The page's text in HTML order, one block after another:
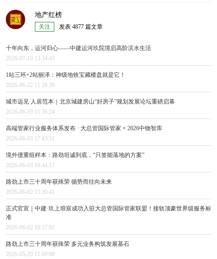
地产红榜
关注 发表 4877 篇文章
十年向东，运河归心——中建运河玖院境启高阶滨水生活
2026-07-10 13:34:43
1站三环+2站丽泽：神级地铁宝藏楼盘就是它！
2026-06-22 11:28:39
城市远见 人居范本｜北京城建房山“好房子”规划发展论坛重磅启幕
2026-06-19 11:36:24
高端管家行业服务体系发布 · 大总管国际管家 × 2026中物智库
2026-06-03 17:43:51
境外债重组样本：路劲坦诚到底，“只签能落地的方案”
2026-06-03 10:44:17
路劲上市三十周年获殊荣 循势而往向未来
2026-06-02 15:20:41
正式官宣｜中建·玖上琅宸成功入驻大总管国际管家联盟！接轨顶豪世界级服务标
准
2026-06-02 10:57:02
路劲上市三十周年获殊荣 多元业务构筑发展基石
2026-05-29 11:09:08